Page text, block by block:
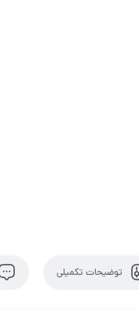
توضیحات تکمیلی